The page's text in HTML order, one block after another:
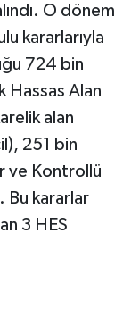
O dönem
kararlarıyla
724 bin
Hassas Alan
alan
251 bin
ve Kontrollü
Bu kararlar
3 HES